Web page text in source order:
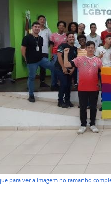
para ver a imagem no tamanho